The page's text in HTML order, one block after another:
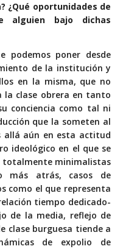
¿Qué oportunidades de
alguien bajo dichas
podemos poner desde
de la institución y
en la misma, que no
la clase obrera en tanto
conciencia como tal ni
que la someten al
aún en esta actitud
ideológico en el que se
totalmente minimalistas
más atrás, casos de
como el que representa
tiempo dedicado-
de la media, reflejo de
clase burguesa tiende a
de expolio de